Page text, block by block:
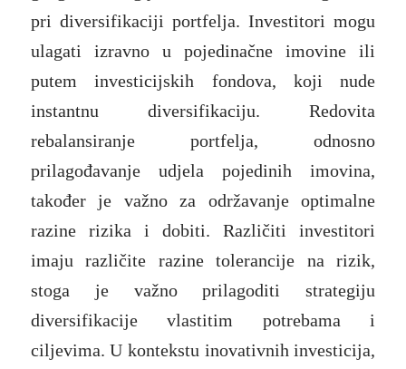
pri diversifikaciji portfelja. Investitori mogu
ulagati izravno u pojedinačne imovine ili
putem investicijskih fondova, koji nude
instantnu diversifikaciju. Redovita
rebalansiranje portfelja, odnosno
prilagođavanje udjela pojedinih imovina,
također je važno za održavanje optimalne
razine rizika i dobiti. Različiti investitori
imaju različite razine tolerancije na rizik,
stoga je važno prilagoditi strategiju
diversifikacije vlastitim potrebama i
ciljevima. U kontekstu inovativnih investicija,